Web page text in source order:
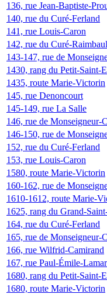
136, rue Jean-Baptiste-
140, rue du Curé-Ferland
141, rue Louis-Caron
142, rue du Curé-
143-147, rue de
1430, rang du Petit-Saint-
1435, route Marie-Victorin
145, rue Denoncourt
145-149, rue La Salle
146, rue de Monseigneur-
146-150, rue de
152, rue du Curé-Ferland
153, rue Louis-Caron
1580, route Marie-Victorin
160-162, rue de
1610-1612, route Marie-
1625, rang du Grand-
164, rue du Curé-Ferland
165, rue de Monseigneur-
166, rue Wilfrid-Camirand
167, rue Paul-Émile-
1680, rang du Petit-Saint-
1680, route Marie-Victorin